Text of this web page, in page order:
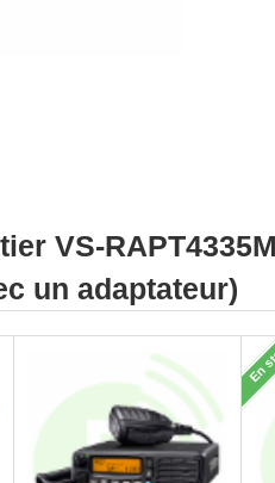
VS-
un adaptateur)
En